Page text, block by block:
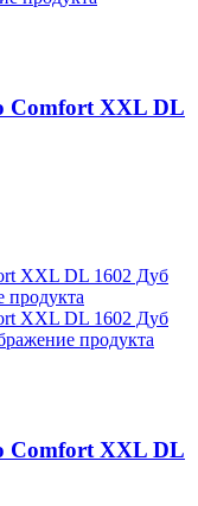
Comfort XXL DL
Comfort XXL DL